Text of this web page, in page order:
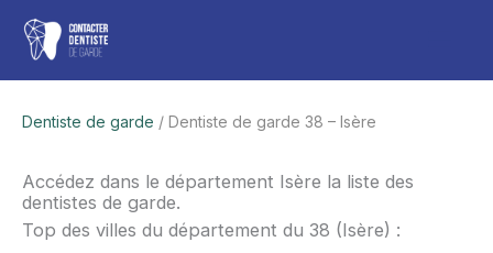
Aller
contenu
Dentiste de garde / Dentiste de garde 38 – Isère
Accédez dans le département Isère la liste des
dentistes de garde.
Top des villes du département du 38 (Isère) :